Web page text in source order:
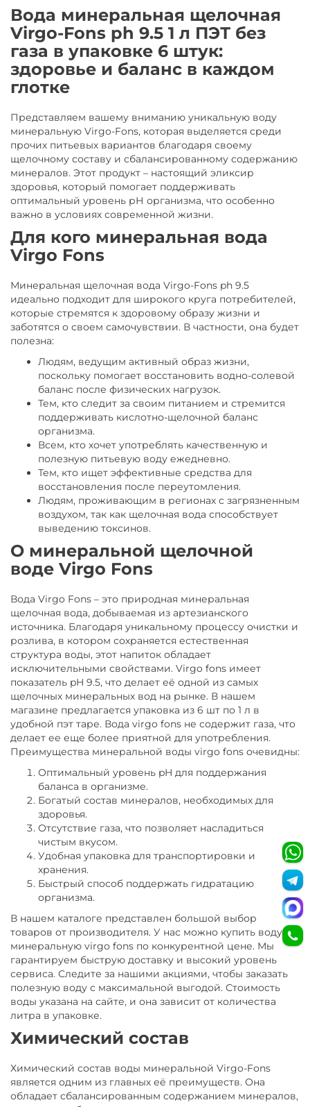
Вода минеральная щелочная
Virgo-Fons ph 9.5 1 л ПЭТ без
газа в упаковке 6 штук:
здоровье и баланс в каждом
глотке
Представляем вашему вниманию уникальную воду
минеральную Virgo-Fons, которая выделяется среди
прочих питьевых вариантов благодаря своему
щелочному составу и сбалансированному содержанию
минералов. Этот продукт – настоящий эликсир
здоровья, который помогает поддерживать
оптимальный уровень рН организма, что особенно
важно в условиях современной жизни.
Для кого минеральная вода
Virgo Fons
Минеральная щелочная вода Virgo-Fons ph 9.5
идеально подходит для широкого круга потребителей,
которые стремятся к здоровому образу жизни и
заботятся о своем самочувствии. В частности, она будет
полезна:
Людям, ведущим активный образ жизни,
поскольку помогает восстановить водно-солевой
баланс после физических нагрузок.
Тем, кто следит за своим питанием и стремится
поддерживать кислотно-щелочной баланс
организма.
Всем, кто хочет употреблять качественную и
полезную питьевую воду ежедневно.
Тем, кто ищет эффективные средства для
восстановления после переутомления.
Людям, проживающим в регионах с загрязненным
воздухом, так как щелочная вода способствует
выведению токсинов.
О минеральной щелочной
воде Virgo Fons
Вода Virgo Fons – это природная минеральная
щелочная вода, добываемая из артезианского
источника. Благодаря уникальному процессу очистки и
розлива, в котором сохраняется естественная
структура воды, этот напиток обладает
исключительными свойствами. Virgo fons имеет
показатель pH 9.5, что делает её одной из самых
щелочных минеральных вод на рынке. В нашем
магазине предлагается упаковка из 6 шт по 1 л в
удобной пэт таре. Вода virgo fons не содержит газа, что
делает ее еще более приятной для употребления.
Преимущества минеральной воды virgo fons очевидны:
Оптимальный уровень pH для поддержания
баланса в организме.
Богатый состав минералов, необходимых для
здоровья.
Отсутствие газа, что позволяет насладиться
чистым вкусом.
Удобная упаковка для транспортировки и
хранения.
Быстрый способ поддержать гидратацию
организма.
В нашем каталоге представлен большой выбор
товаров от производителя. У нас можно купить воду
минеральную virgo fons по конкурентной цене. Мы
гарантируем быструю доставку и высокий уровень
сервиса. Следите за нашими акциями, чтобы заказать
полезную воду с максимальной выгодой. Стоимость
воды указана на сайте, и она зависит от количества
литра в упаковке.
Химический состав
Химический состав воды минеральной Virgo-Fons
является одним из главных её преимуществ. Она
обладает сбалансированным содержанием минералов,